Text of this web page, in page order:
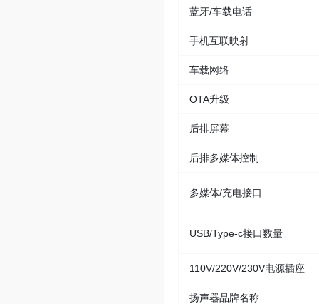
蓝牙/车载电话
手机互联映射
车载网络
OTA升级
后排屏幕
后排多媒体控制
多媒体/充电接口
USB/Type-c接口数量
110V/220V/230V电源插座
扬声器品牌名称